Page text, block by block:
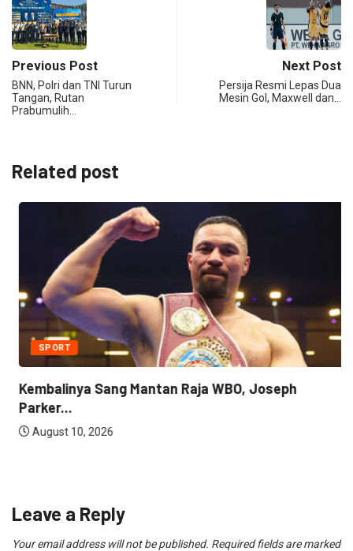
Previous Post
BNN, Polri dan TNI Turun
Tangan, Rutan
Prabumulih…
Next Post
Persija Resmi Lepas Dua
Mesin Gol, Maxwell dan…
Related post
SPORT
Kembalinya Sang Mantan Raja WBO, Joseph
Parker...
August 10, 2026
Leave a Reply
Your email address will not be published. Required fields are marked